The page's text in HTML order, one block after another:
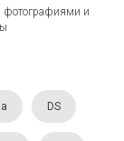
фотографиями и
DS